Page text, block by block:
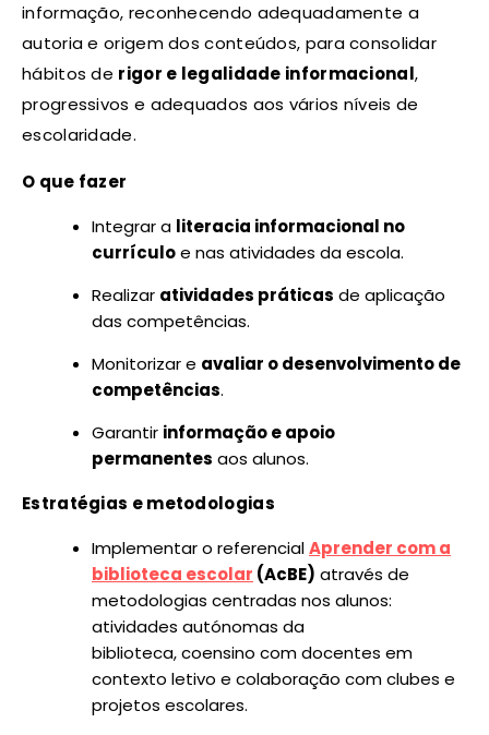
informação, reconhecendo adequadamente a
autoria e origem dos conteúdos, para consolidar
hábitos de rigor e legalidade informacional,
progressivos e adequados aos vários níveis de
escolaridade.
O que fazer
Integrar a literacia informacional no
currículoe nas atividades da escola.
Realizar atividades práticas de aplicação
das competências.
Monitorizar e avaliar o desenvolvimento de
competências.
Garantir informação e apoio
permanentes aos alunos.
Estratégias e metodologias
Implementar o referencialAprender com a
biblioteca escolar (AcBE) através de
metodologias centradas nos alunos:
atividades autónomas da
biblioteca, coensino com docentes em
contexto letivo e colaboração com clubes e
projetos escolares.